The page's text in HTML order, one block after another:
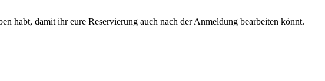
habt, damit ihr eure Reservierung auch nach der Anmeldung bearbeiten könnt.